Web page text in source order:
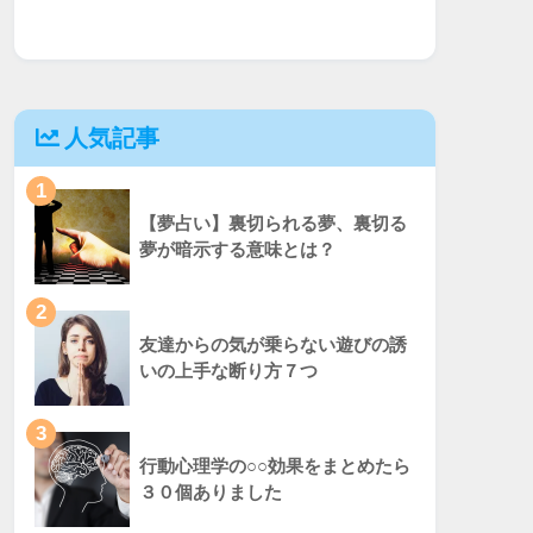
人気記事
1
【夢占い】裏切られる夢、裏切る
夢が暗示する意味とは？
2
友達からの気が乗らない遊びの誘
いの上手な断り方７つ
3
行動心理学の○○効果をまとめたら
３０個ありました